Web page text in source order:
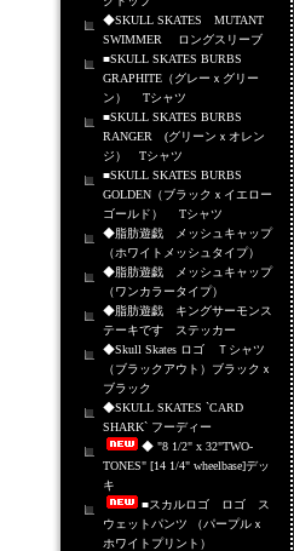
◆SKULL SKATES MUTANT
SWIMMER ロングスリーブ
■SKULL SKATES BURBS
GRAPHITE（グレーｘグリー
ン） Tシャツ
■SKULL SKATES BURBS
RANGER (グリーンｘオレン
ジ） Tシャツ
■SKULL SKATES BURBS
GOLDEN（ブラックｘイエロー
ゴールド） Tシャツ
◆脂肪遊戯 メッシュキャップ
（ホワイトメッシュタイプ）
◆脂肪遊戯 メッシュキャップ
（ワンカラータイプ）
◆脂肪遊戯 キングサーモンス
テーキです ステッカー
◆Skull Skates ロゴ Ｔシャツ
（ブラックアウト）ブラックｘ
ブラック
◆SKULL SKATES `CARD
SHARK` フーディー
◆ "8 1/2" x 32"TWO-
TONES" [14 1/4" wheelbase]デッ
キ
■スカルロゴ ロゴ ス
ウェットパンツ （パープルｘ
ホワイトプリント）